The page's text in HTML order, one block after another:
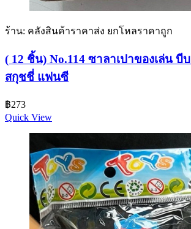
ร้าน: คลังสินค้าราคาส่ง ยกโหลราคาถูก
( 12 ชิ้น) No.114 ซาลาเปาของเล่น บี
สกุชชี่ แฟนซี
฿273
Quick View